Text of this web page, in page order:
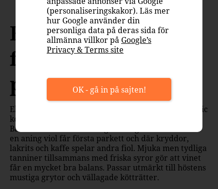
FläskLamm Nöt Ost
Ekologisk Barbera
från omåttligt
populära Piemonte!
Ekologiska Fontanafredda Piemonte Barbera Organic
kommer från Piemonte och är gjort på 100%
Barbera. Smaken är härligt fruktig där körsbär och
en aning viol får första parkett och där kryddor,
lakrits och kaffe spelar andra fiol. Mjuka men tydliga
tanniner tillsammans med friska syror gör att vinet
får en mycket bra balans. Passar utmärkt till höstens
mustiga grytor och vällagade kötträtter.
(personaliseringskakor). Läs mer
hur Google använder din
personliga data på deras sida för
allmänna villkor på Google’s
Privacy & Terms site
OK - gå in på sajten!